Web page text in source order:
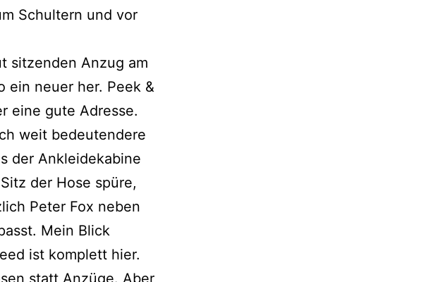
Schultern und vor
sitzenden Anzug am
ein neuer her. Peek &
eine gute Adresse.
weit bedeutendere
der Ankleidekabine
der Hose spüre,
Peter Fox neben
Mein Blick
ist komplett hier.
statt Anzüge. Aber